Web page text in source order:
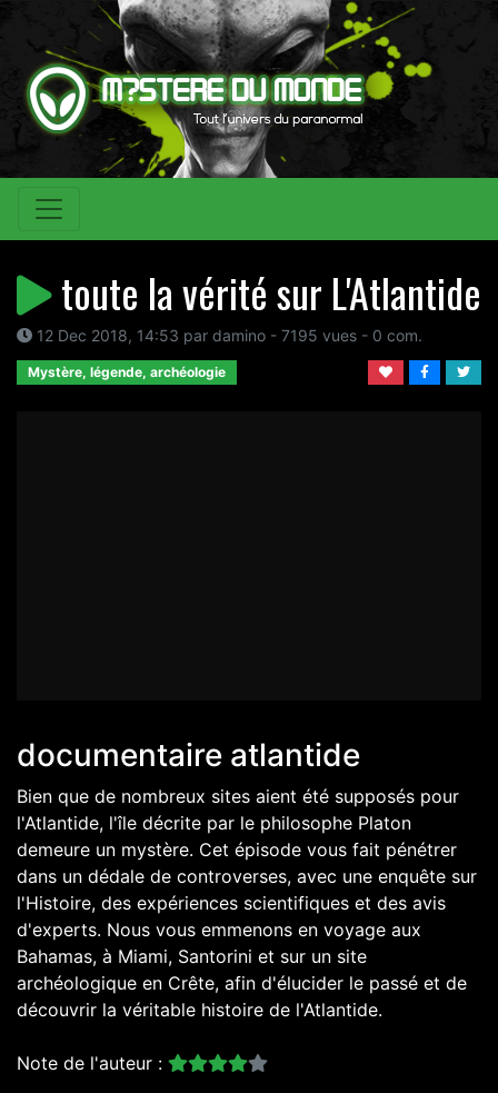
toute la vérité sur L'Atlantide
12 Dec 2018, 14:53 par damino - 7195 vues - 0 com.
Mystère, légende, archéologie
documentaire atlantide
Bien que de nombreux sites aient été supposés pour
l'Atlantide, l'île décrite par le philosophe Platon
demeure un mystère. Cet épisode vous fait pénétrer
dans un dédale de controverses, avec une enquête sur
l'Histoire, des expériences scientifiques et des avis
d'experts. Nous vous emmenons en voyage aux
Bahamas, à Miami, Santorini et sur un site
archéologique en Crête, afin d'élucider le passé et de
découvrir la véritable histoire de l'Atlantide.
Note de l'auteur :